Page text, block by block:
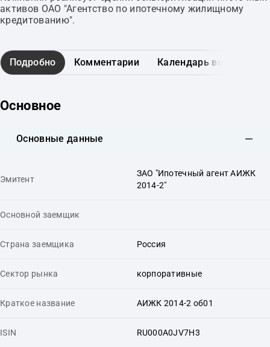
активов ОАО "Агентство по ипотечному жилищному
кредитованию".
Подробно Комментарии Календарь выплат
Основное
Основные данные
Эмитент
ЗАО "Ипотечный агент АИЖК
2014-2"
Основной заемщик
Страна заемщика Россия
Сектор рынка корпоративные
Краткое название АИЖК 2014-2 об01
ISIN RU000A0JV7H3